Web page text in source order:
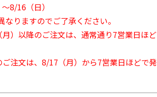
8/16（日）
りますのでご了承ください。
）以降のご注文は、通常通り7営業日ほど
注文は、8/17（月）から7営業日ほどで発